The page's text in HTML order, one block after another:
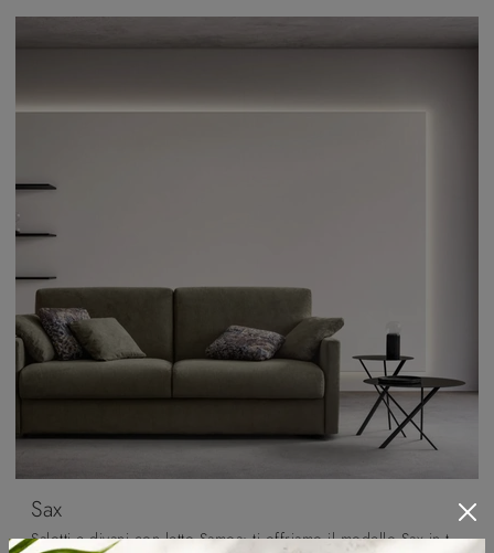
Sax
Salotti e divani con letto Samoa: ti offriamo il modello Sax in tessuto per completare la zona giorno.